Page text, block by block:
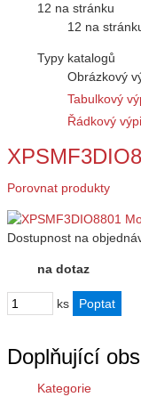
12 na stránku
12 na
Typy katalogů
Obrázkový
Tabulkový
Řádkový
Porovnat produkty
Dostupnost na
na dotaz
ks
Doplňující
Kategorie